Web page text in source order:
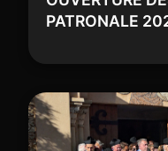
PATRONALE